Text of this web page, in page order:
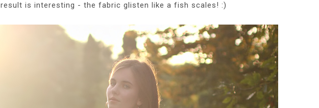
result is interesting - the fabric glisten like a fish scales! :)